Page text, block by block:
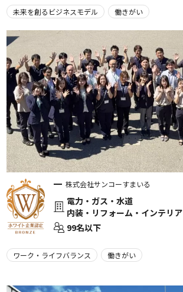
未来を創るビジネスモデル 働きがい
株式会社サンコーすまいる
電力・ガス・水道
内装・リフォーム・インテリア
99名以下
ワーク・ライフバランス 働きがい